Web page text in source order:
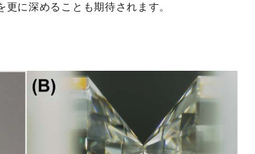
に深めることも期待されます。